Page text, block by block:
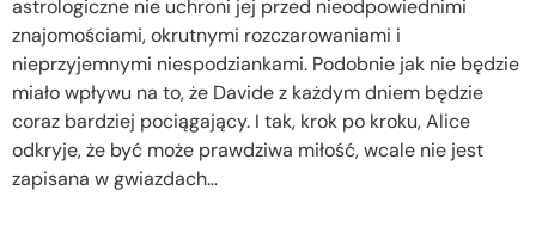
astrologiczne nie uchroni jej przed nieodpowiednimi
znajomościami, okrutnymi rozczarowaniami i
nieprzyjemnymi niespodziankami. Podobnie jak nie będzie
miało wpływu na to, że Davide z każdym dniem będzie
coraz bardziej pociągający. I tak, krok po kroku, Alice
odkryje, że być może prawdziwa miłość, wcale nie jest
zapisana w gwiazdach…